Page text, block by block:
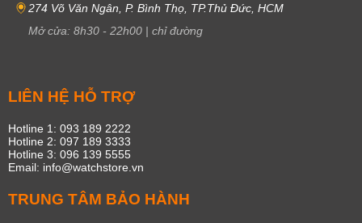
274 Võ Văn Ngân, P. Bình Thọ, TP.Thủ Đức, HCM
Mở cửa: 8h30 - 22h00 | chỉ đường
LIÊN HỆ HỖ TRỢ
Hotline 1: 093 189 2222
Hotline 2: 097 189 3333
Hotline 3: 096 139 5555
Email: info@watchstore.vn
TRUNG TÂM BẢO HÀNH